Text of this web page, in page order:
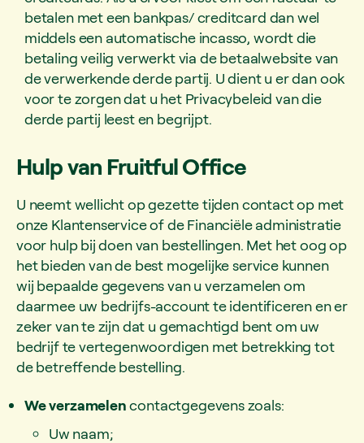
betalen met een bankpas/ creditcard dan wel
middels een automatische incasso, wordt die
betaling veilig verwerkt via de betaalwebsite van
de verwerkende derde partij. U dient u er dan ook
voor te zorgen dat u het Privacybeleid van die
derde partij leest en begrijpt.
Hulp van Fruitful Office
U neemt wellicht op gezette tijden contact op met
onze Klantenservice of de Financiële administratie
voor hulp bij doen van bestellingen. Met het oog op
het bieden van de best mogelijke service kunnen
wij bepaalde gegevens van u verzamelen om
daarmee uw bedrijfs-account te identificeren en er
zeker van te zijn dat u gemachtigd bent om uw
bedrijf te vertegenwoordigen met betrekking tot
de betreffende bestelling.
We verzamelencontactgegevens zoals:
Uw naam;